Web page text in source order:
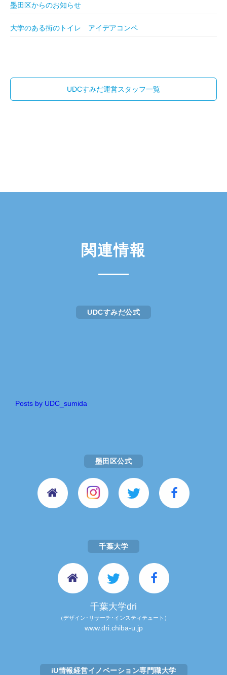
墨田区からのお知らせ
大学のある街のトイレ アイデアコンペ
UDCすみだ運営スタッフ一覧
関連情報
UDCすみだ公式
Posts by UDC_sumida
墨田区公式
千葉大学
千葉大学dri
（デザイン･リサーチ･インスティテュート）
www.dri.chiba-u.jp
iU情報経営イノベーション専門職大学